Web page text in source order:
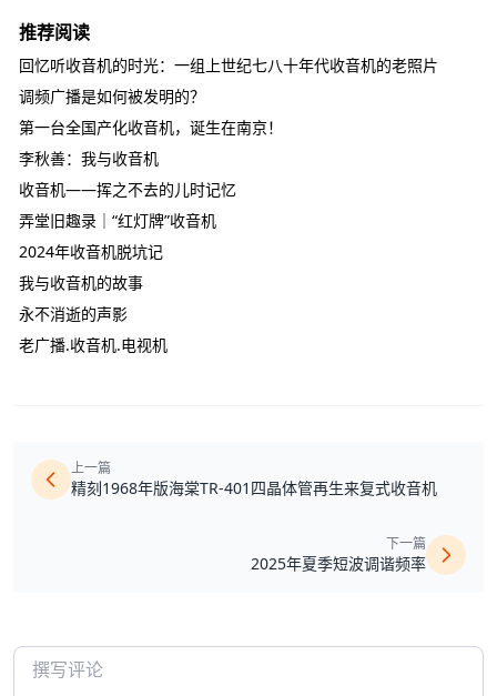
推荐阅读
回忆听收音机的时光：一组上世纪七八十年代收音机的老照片
调频广播是如何被发明的？
第一台全国产化收音机，诞生在南京！
李秋善：我与收音机
收音机——挥之不去的儿时记忆
弄堂旧趣录｜“红灯牌”收音机
2024年收音机脱坑记
我与收音机的故事
永不消逝的声影
老广播.收音机.电视机
上一篇
精刻1968年版海棠TR-401四晶体管再生来复式收音机
下一篇
2025年夏季短波调谐频率